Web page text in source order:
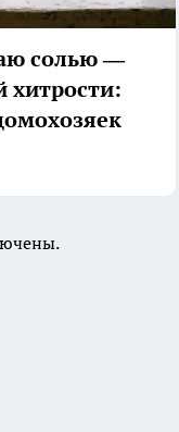
солью —
хитрости: